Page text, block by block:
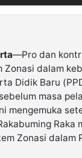
—Pro dan
Zonasi dalam
Didik Baru
masa
mengemuka
Raka
Zonasi dalam